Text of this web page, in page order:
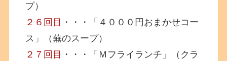
プ）
２６回目 ・・・「４０００円おまかせコー
ス」（蕪のスープ）
２７回目 ・・・「Ｍフライランチ」（クラ